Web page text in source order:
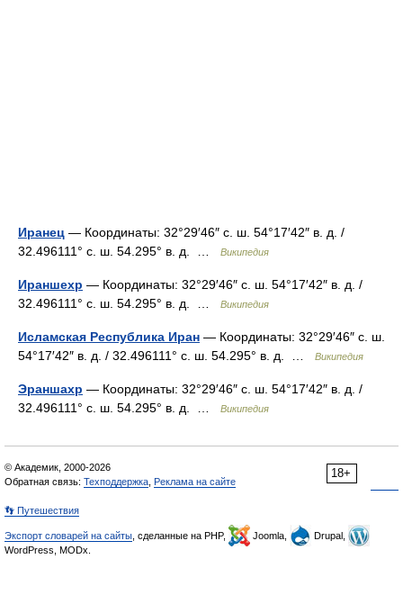
Иранец — Координаты: 32°29′46″ с. ш. 54°17′42″ в. д. /
32.496111° с. ш. 54.295° в. д. …
Википедия
Ираншехр — Координаты: 32°29′46″ с. ш. 54°17′42″ в. д. /
32.496111° с. ш. 54.295° в. д. …
Википедия
Исламская Республика Иран — Координаты: 32°29′46″ с. ш.
54°17′42″ в. д. / 32.496111° с. ш. 54.295° в. д. …
Википедия
Эраншахр — Координаты: 32°29′46″ с. ш. 54°17′42″ в. д. /
32.496111° с. ш. 54.295° в. д. …
Википедия
18+
© Академик, 2000-2026
Обратная связь: Техподдержка Реклама на сайте
👣 Путешествия
Экспорт словарей на сайты , сделанные на PHP, Joomla,
Drupal,
WordPress, MODx.